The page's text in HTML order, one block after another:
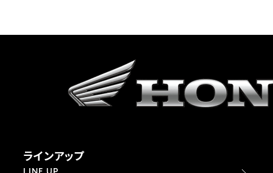
ラインアップ
ホンダドリーム 水戸北